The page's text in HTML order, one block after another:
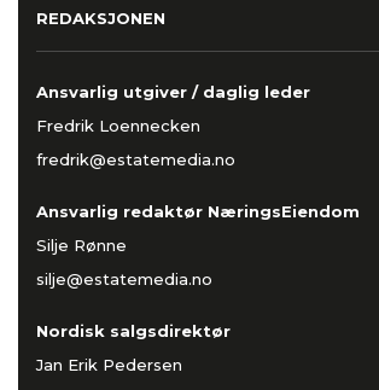
REDAKSJONEN
Ansvarlig utgiver / daglig leder
Fredrik Loennecken
fredrik@estatemedia.no
Ansvarlig redaktør NæringsEiendom
Silje Rønne
silje@estatemedia.no
Nordisk salgsdirektør
Jan Erik Pedersen